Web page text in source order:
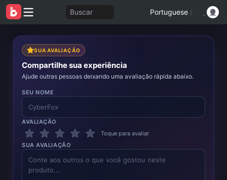
Buscar Portuguese /
SUA AVALIAÇÃO
Compartilhe sua experiência
Ajude outras pessoas deixando uma avaliação rápida abaixo.
SEU NOME
AVALIAÇÃO
Toque para avaliar
SUA AVALIAÇÃO